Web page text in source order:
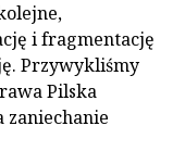
i fragmentację
Przywykliśmy
Pilska
zaniechanie